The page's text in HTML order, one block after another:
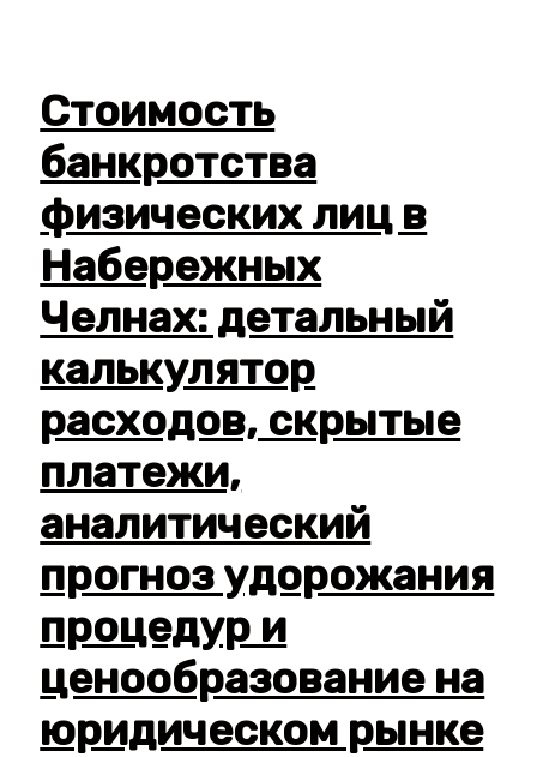
Стоимость
банкротства
физических лиц в
Набережных
Челнах: детальный
калькулятор
расходов, скрытые
платежи,
аналитический
прогноз удорожания
процедур и
ценообразование на
юридическом рынке